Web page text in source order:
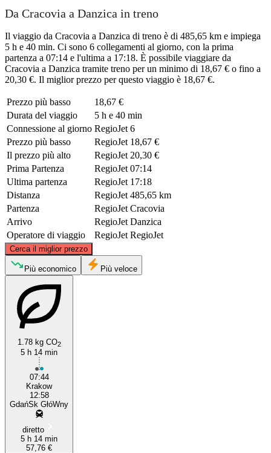
Da Cracovia a Danzica in treno
Il viaggio da Cracovia a Danzica di treno è di 485,65 km e impiega
5 h e 40 min. Ci sono 6 collegamenti al giorno, con la prima
partenza a 07:14 e l'ultima a 17:18. È possibile viaggiare da
Cracovia a Danzica tramite treno per un minimo di 18,67 € o fino a
20,30 €. Il miglior prezzo per questo viaggio è 18,67 €.
Prezzo più basso
18,67 €
Durata del viaggio
5 h e 40 min
Connessione al giorno RegioJet 6
Prezzo più basso
RegioJet 18,67 €
Il prezzo più alto
RegioJet 20,30 €
Prima Partenza
RegioJet 07:14
Ultima partenza
RegioJet 17:18
Distanza
RegioJet 485,65 km
Partenza
RegioJet Cracovia
Arrivo
RegioJet Danzica
Operatore di viaggio
RegioJet RegioJet
Cerca il miglior prezzo
Gdańsk
©CARTO
Più economico Più veloce
1.78 kg CO2
5 h 14 min
07:44
Krakow
12:58
GdańSk GłóWny
diretto
5 h 14 min
57,76 €